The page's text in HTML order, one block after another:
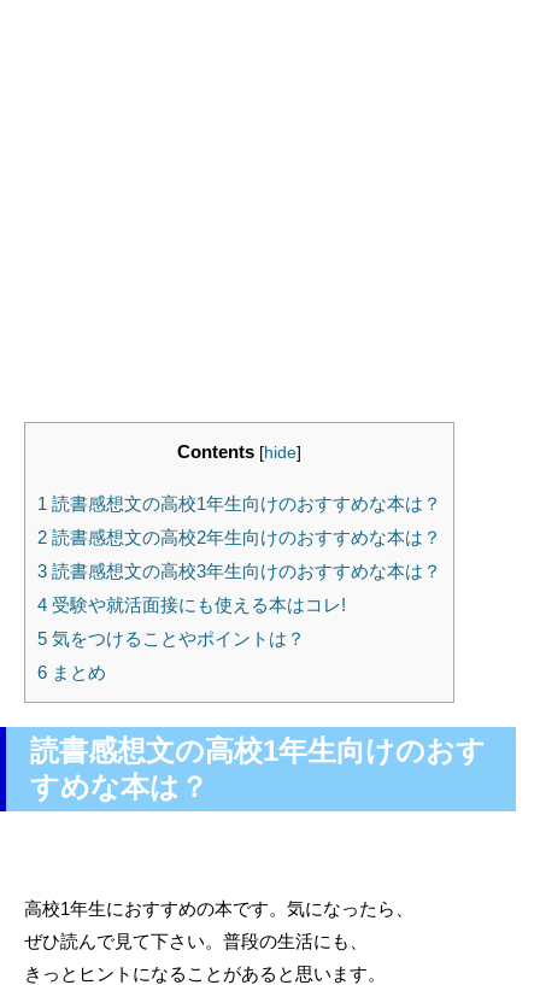
Contents [hide]
1 読書感想文の高校1年生向けのおすすめな本は？
2 読書感想文の高校2年生向けのおすすめな本は？
3 読書感想文の高校3年生向けのおすすめな本は？
4 受験や就活面接にも使える本はコレ!
5 気をつけることやポイントは？
6 まとめ
読書感想文の高校1年生向けのおす
すめな本は？
高校1年生におすすめの本です。気になったら、
ぜひ読んで見て下さい。普段の生活にも、
きっとヒントになることがあると思います。